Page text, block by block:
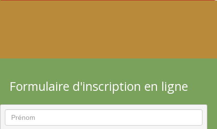
Formulaire d'inscription en ligne